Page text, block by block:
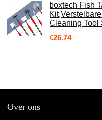
boxtech Fish
Cleaning Tool
€26.74
Over ons